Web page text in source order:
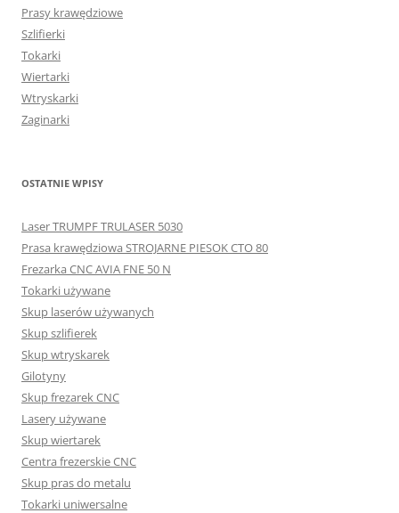
Prasy krawędziowe
Szlifierki
Tokarki
Wiertarki
Wtryskarki
Zaginarki
OSTATNIE WPISY
Laser TRUMPF TRULASER 5030
Prasa krawędziowa STROJARNE PIESOK CTO 80
Frezarka CNC AVIA FNE 50 N
Tokarki używane
Skup laserów używanych
Skup szlifierek
Skup wtryskarek
Gilotyny
Skup frezarek CNC
Lasery używane
Skup wiertarek
Centra frezerskie CNC
Skup pras do metalu
Tokarki uniwersalne